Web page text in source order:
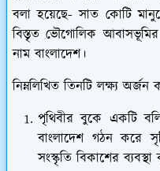
বলা হয়েছে- সাত কোটি
বিস্তৃত ভৌগোলিক আবাসভূমির
নাম বাংলাদেশ।
নিম্নলিখিত তিনটি লক্ষ্য
পৃথিবীর বুকে একটি
বাংলাদেশ গঠন করে
সংস্কৃতি বিকাশের